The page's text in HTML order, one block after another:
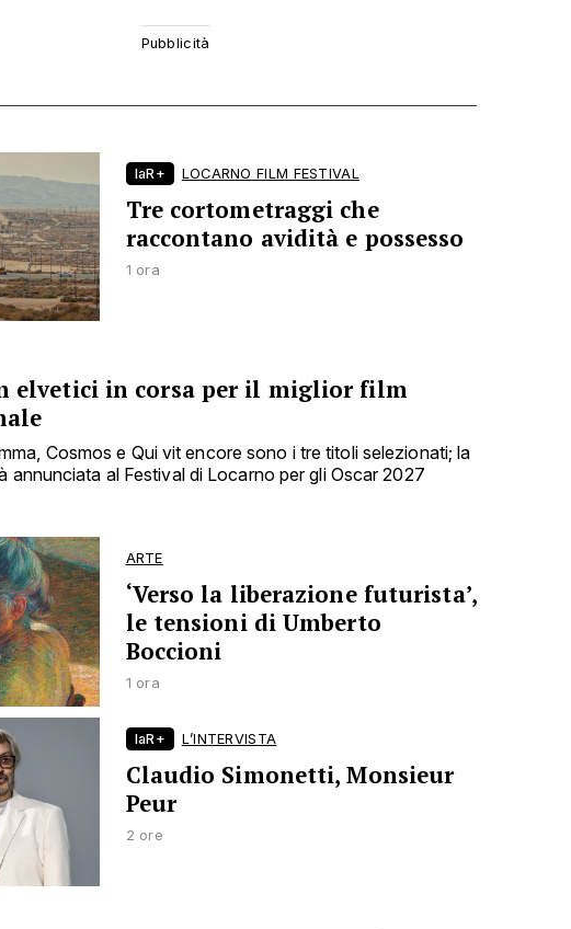
laR+ LOCARNO FILM FESTIVAL
Tre cortometraggi che
raccontano avidità e possesso
1 ora
elvetici in corsa per il miglior film
Cosmos e Qui vit encore sono i tre titoli selezionati; la
annunciata al Festival di Locarno per gli Oscar 2027
ARTE
‘Verso la liberazione futurista’,
le tensioni di Umberto
Boccioni
1 ora
laR+ L’INTERVISTA
Claudio Simonetti, Monsieur
Peur
2 ore